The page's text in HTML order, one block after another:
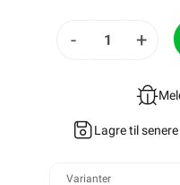
- +
Lagre til senere
Varianter